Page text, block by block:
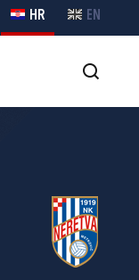
HR EN